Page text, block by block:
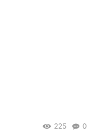
0
225